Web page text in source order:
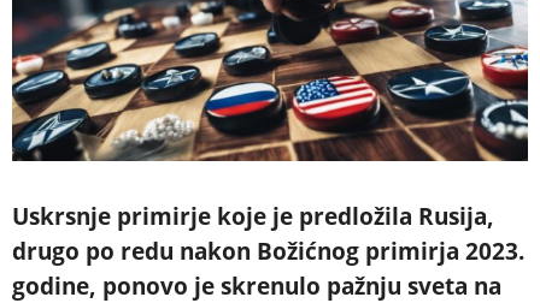
Uskrsnje primirje koje je predložila Rusija,
drugo po redu nakon Božićnog primirja 2023.
godine, ponovo je skrenulo pažnju sveta na